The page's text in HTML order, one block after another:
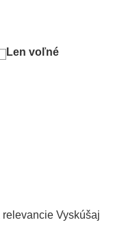
Len voľné
relevancie Vyskúšaj